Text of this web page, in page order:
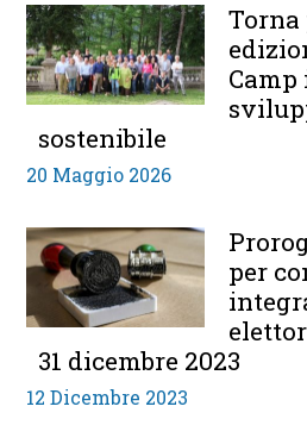
Torna
sostenibile
20 Maggio 2026
per
31 dicembre 2023
12 Dicembre 2023